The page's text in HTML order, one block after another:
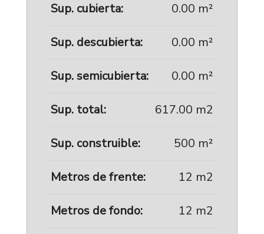
Sup. cubierta: 0.00 m²
Sup. descubierta: 0.00 m²
Sup. semicubierta: 0.00 m²
Sup. total: 617.00 m2
Sup. construible: 500 m²
Metros de frente: 12 m2
Metros de fondo: 12 m2